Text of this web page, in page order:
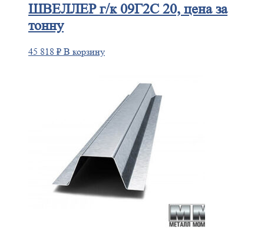
ШВЕЛЛЕРг/к 09Г2С 20, цена за
тонну
45 818 ₽ В корзину